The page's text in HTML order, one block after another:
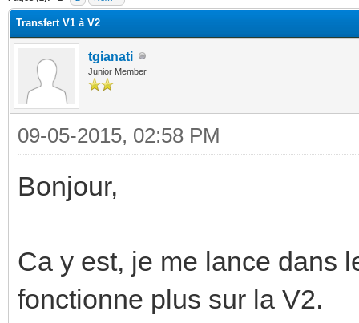
Transfert V1 à V2
tgianati
Junior Member
09-05-2015, 02:58 PM
Bonjour,
Ca y est, je me lance dans
fonctionne plus sur la V2.